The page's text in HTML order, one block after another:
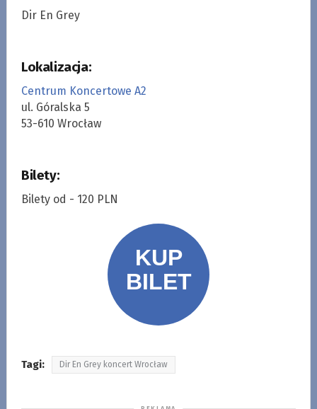
Dir En Grey
Lokalizacja:
Centrum Koncertowe A2
ul. Góralska 5
53-610 Wrocław
Bilety:
Bilety od - 120 PLN
Tagi: Dir En Grey koncert Wrocław